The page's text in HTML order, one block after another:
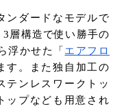
ンダードなモデルで
層構造で使い勝手の
浮かせた「 エアフロ
す。また独自加工の
テンレスワークトッ
ップなども用意され